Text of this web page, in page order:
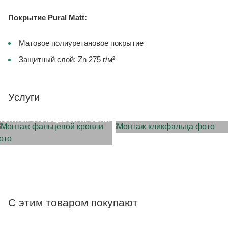
Покрытие Pural Matt:
Матовое полиуретановое покрытие
Защитный слой: Zn 275 г/м²
Услуги
ФАЛЬЦЕВОЙ КРОВЛИ
С этим товаром покупают